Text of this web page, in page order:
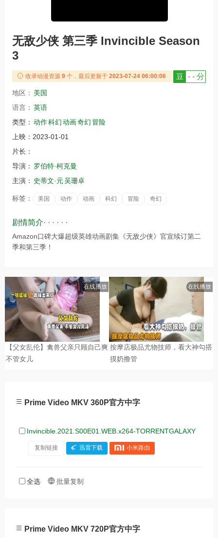
无敌少侠 第三季 Invincible Season
3
豆 - - 分
收录动漫资源 9 个，最后更新于 2023-07-24 06:00:06
地区： 美国
语言： 英语
类型： 动作科幻动画奇幻 冒险
上映： 2023-01-01
片长：
导演： 罗伯特·柯克曼
主演：
史蒂文·元吴珊卓
标签： 美国 动作 动画 科幻 冒险 奇幻
剧情简介· · · · · ·
Amazon口碑大爆超级英雄动画剧集《无敌少侠》官宣续订第二
季和第三季！
Prime Video MKV 360P官方中字
Invincible.2021.S00E01.WEB.x264-TORRENTGALAXY
复制链接 迅雷下载 小米路由
全选 批量复制
Prime Video MKV 720P官方中字